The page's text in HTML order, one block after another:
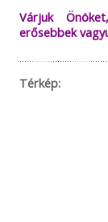
Várjuk
erősebbek
Térkép: